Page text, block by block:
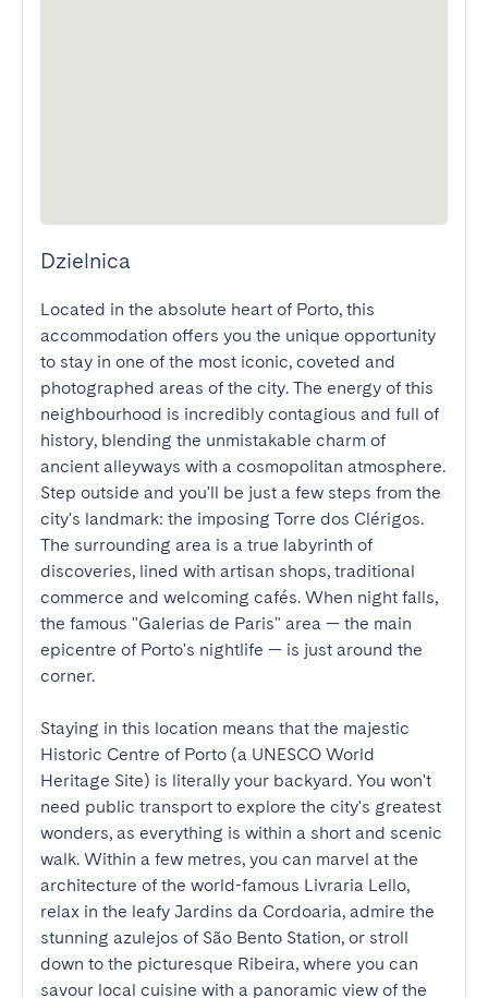
Dzielnica
Located in the absolute heart of Porto, this
accommodation offers you the unique opportunity
to stay in one of the most iconic, coveted and
photographed areas of the city. The energy of this
neighbourhood is incredibly contagious and full of
history, blending the unmistakable charm of
ancient alleyways with a cosmopolitan atmosphere.
Step outside and you'll be just a few steps from the
city's landmark: the imposing Torre dos Clérigos.
The surrounding area is a true labyrinth of
discoveries, lined with artisan shops, traditional
commerce and welcoming cafés. When night falls,
the famous "Galerias de Paris" area — the main
epicentre of Porto's nightlife — is just around the
corner.
Staying in this location means that the majestic
Historic Centre of Porto (a UNESCO World
Heritage Site) is literally your backyard. You won't
need public transport to explore the city's greatest
wonders, as everything is within a short and scenic
walk. Within a few metres, you can marvel at the
architecture of the world-famous Livraria Lello,
relax in the leafy Jardins da Cordoaria, admire the
stunning azulejos of São Bento Station, or stroll
down to the picturesque Ribeira, where you can
savour local cuisine with a panoramic view of the